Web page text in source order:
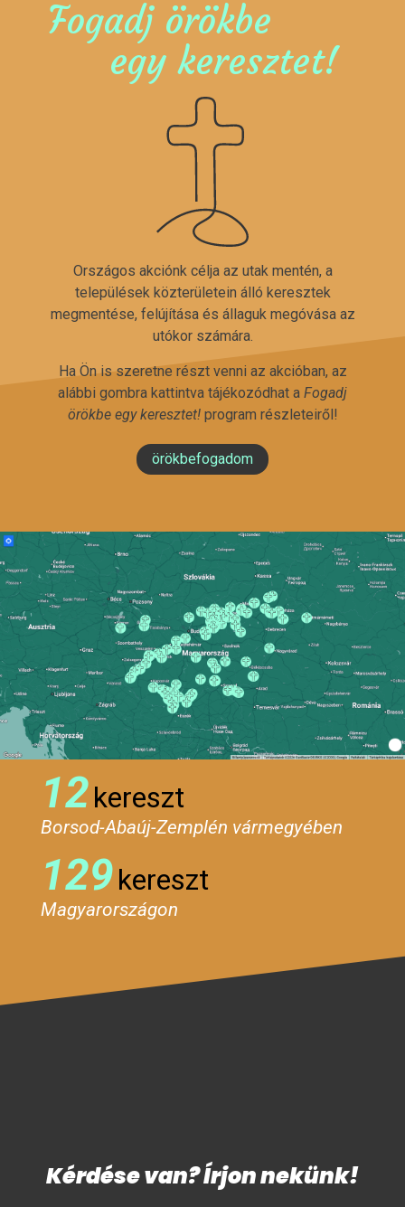
Fogadj örökbe
egy keresztet!
Országos akciónk célja az utak mentén, a
települések közterületein álló keresztek
megmentése, felújítása és állaguk megóvása az
utókor számára.
Ha Ön is szeretne részt venni az akcióban, az
alábbi gombra kattintva tájékozódhat a Fogadj
örökbe egy keresztet!program részleteiről!
örökbefogadom
12kereszt
Borsod-Abaúj-Zemplén vármegyében
129kereszt
Magyarországon
Kérdése van? Írjon nekünk!